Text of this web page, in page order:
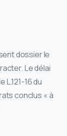
dossier le
Le délai
16 du
conclus « à